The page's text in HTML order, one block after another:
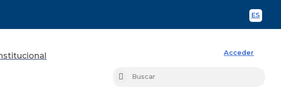
ES
Acceder
Buscar